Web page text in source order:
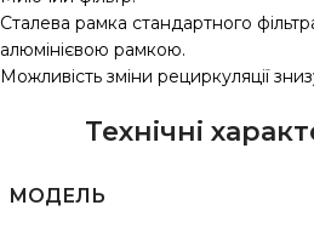
Сталева рамка стандартного
алюмінієвою рамкою.
Можливість зміни рециркуляції
Технічні
МОДЕЛЬ